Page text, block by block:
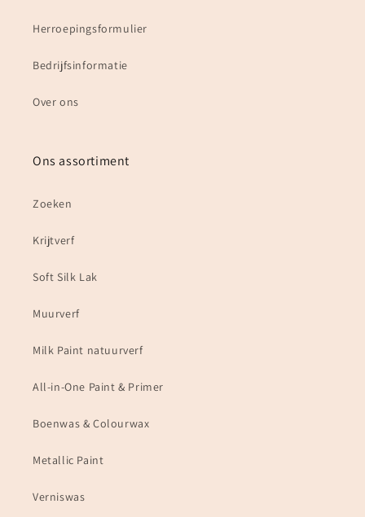
Herroepingsformulier
Bedrijfsinformatie
Over ons
Ons assortiment
Zoeken
Krijtverf
Soft Silk Lak
Muurverf
Milk Paint natuurverf
All-in-One Paint & Primer
Boenwas & Colourwax
Metallic Paint
Verniswas